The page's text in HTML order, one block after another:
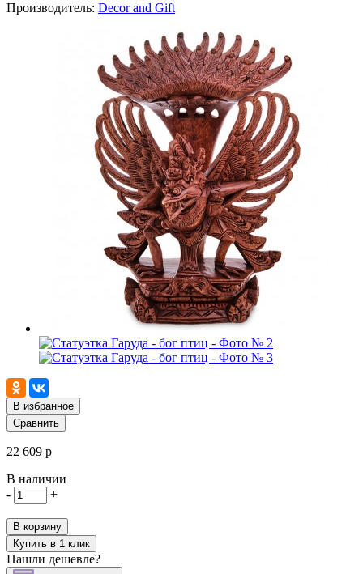
Производитель: Decor and Gift
В избранное
Сравнить
22 609 р
В наличии
-
+
В корзину
Купить в 1 клик
Нашли дешевле?